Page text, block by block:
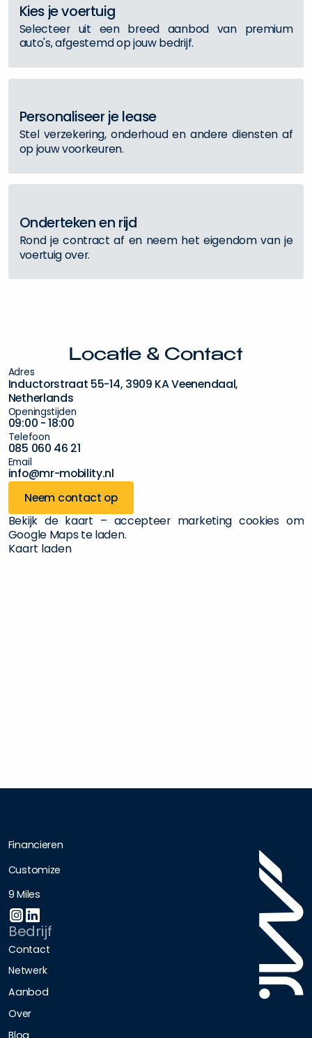
Kies jevoertuig
Selecteer uit een breed aanbod van premium
auto's,afgestemdopjouwbedrijf.
Personaliseer je lease
Stel verzekering, onderhoud en andere diensten af
opjouwvoorkeuren.
Ondertekenen rijd
Rond je contract af en neem het eigendom van je
voertuigover.
Locat ie & Contact
Adres
Inductorstraat 55-14, 3909 KAVeenendaal,
Netherlands
Openingstijden
09:00 -18:00
Bekijk de kaart – accepteer marketing cookies om
Google Maps te laden.
Kaart laden
Telefoon
085 060 46 21
Email
info@mr-mobility.nl
Neem contact op
Financieren
Customize
9 Miles
Bedrijf
Contact
Netwerk
Aanbod
Over
Blog